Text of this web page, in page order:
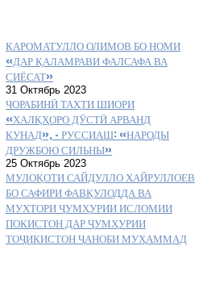
КАРОМАТУЛЛО ОЛИМОВ БО НОМИ
«ДАР ҚАЛАМРАВИ ФАЛСАФА ВА
СИЁСАТ»
31 Октябрь 2023
ЧОРАБИНӢ ТАҲТИ ШИОРИ
«ХАЛҚҲОРО ДӮСТӢ АРВАНД
КУНАД», – РУССИАШ: «НАРОДЫ
ДРУЖБОЮ СИЛЬНЫ»
25 Октябрь 2023
МУЛОҚОТИ САЙДУЛЛО ХАЙРУЛЛОЕВ
БО САФИРИ ФАВҚУЛОДДА ВА
МУХТОРИ ҶУМҲУРИИ ИСЛОМИИ
ПОКИСТОН ДАР ҶУМҲУРИИ
ТОҶИКИСТОН ҶАНОБИ МУҲАММАД